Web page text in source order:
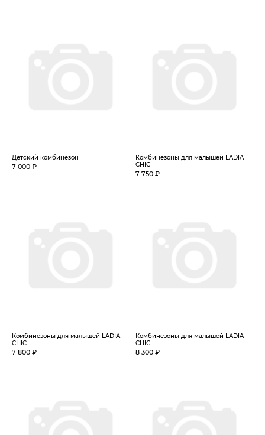
Детский комбинезон
7 000 ₽
Комбинезоны для малышей LADIA
CHIC
7 750 ₽
Комбинезоны для малышей LADIA
CHIC
7 800 ₽
Комбинезоны для малышей LADIA
CHIC
8 300 ₽